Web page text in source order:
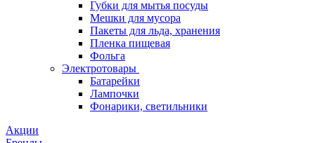
Губки для мытья посуды
Мешки для мусора
Пакеты для льда, хранения
Пленка пищевая
Фольга
Электротовары
Батарейки
Лампочки
Фонарики, светильники
Акции